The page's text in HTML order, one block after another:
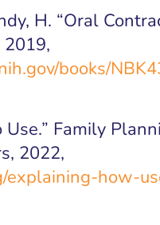
H. “Oral
books/
Family
2022,
explaining-how-